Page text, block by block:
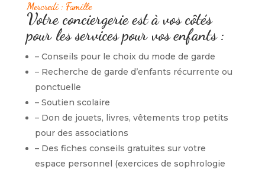
Mercredi : Famille
Votre conciergerie est à vos côtés
pour les services pour vos enfants :
– Conseils pour le choix du mode de garde
– Recherche de garde d’enfants récurrente ou
ponctuelle
– Soutien scolaire
– Don de jouets, livres, vêtements trop petits
pour des associations
– Des fiches conseils gratuites sur votre
espace personnel (exercices de sophrologie